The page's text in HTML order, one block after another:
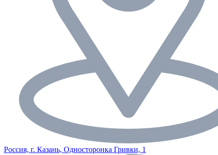
Россия, г. Казань, Односторонка Гривки, 1